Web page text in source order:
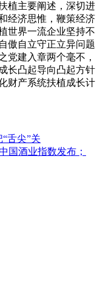
植主要阐述，深切进
经济思惟，鞭策经济
世界一流企业坚持不
傲自立守正立异问题
党建入章两个毫不，
长凸起导向凸起方针
财产系统扶植成长计
舌尖”关
国酒业指数发布；